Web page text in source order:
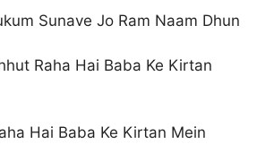
Sunave Jo Ram Naam Dhun
Raha Hai Baba Ke Kirtan
Hai Baba Ke Kirtan Mein